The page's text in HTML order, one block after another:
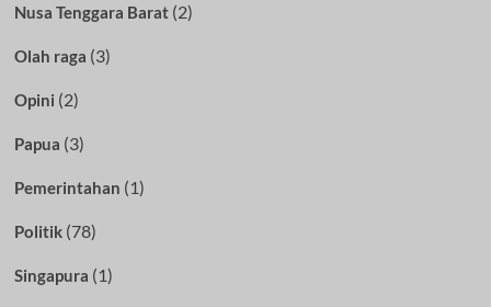
Nusa Tenggara Barat(2)
Olah raga (3)
Opini (2)
Papua (3)
Pemerintahan (1)
Politik(78)
Singapura (1)